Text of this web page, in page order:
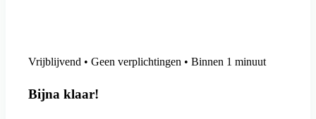
Vrijblijvend • Geen verplichtingen • Binnen 1 minuut
Bijna klaar!